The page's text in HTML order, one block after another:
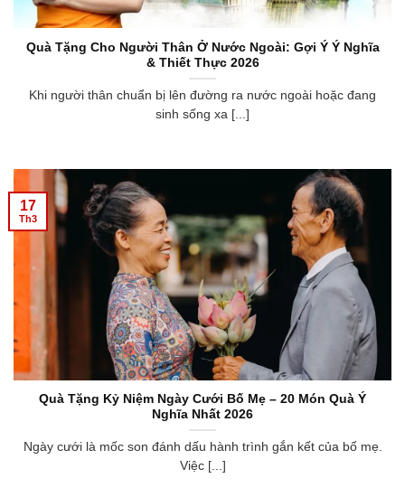
Quà Tặng Cho Người Thân Ở Nước Ngoài: Gợi Ý Ý Nghĩa
& Thiết Thực 2026
Khi người thân chuẩn bị lên đường ra nước ngoài hoặc đang
sinh sống xa [...]
Quà Tặng Kỷ Niệm Ngày Cưới Bố Mẹ – 20 Món Quà Ý
Nghĩa Nhất 2026
Ngày cưới là mốc son đánh dấu hành trình gắn kết của bố mẹ.
Việc [...]
17
Th3